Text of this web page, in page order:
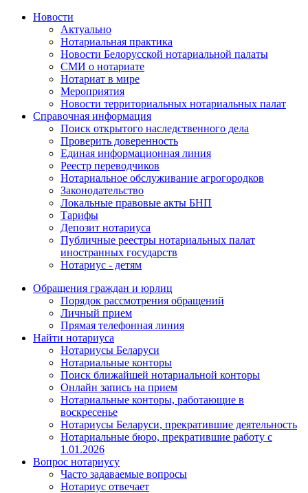
Новости
Актуально
Нотариальная практика
Новости Белорусской нотариальной палаты
СМИ о нотариате
Нотариат в мире
Мероприятия
Новости территориальных нотариальных палат
Справочная информация
Поиск открытого наследственного дела
Проверить доверенность
Единая информационная линия
Реестр переводчиков
Нотариальное обслуживание агрогородков
Законодательство
Локальные правовые акты БНП
Тарифы
Депозит нотариуса
Публичные реестры нотариальных палат
иностранных государств
Нотариус - детям
Обращения граждан и юрлиц
Порядок рассмотрения обращений
Личный прием
Прямая телефонная линия
Найти нотариуса
Нотариусы Беларуси
Нотариальные конторы
Поиск ближайшей нотариальной конторы
Онлайн запись на прием
Нотариальные конторы, работающие в
воскресенье
Нотариусы Беларуси, прекратившие деятельность
Нотариальные бюро, прекратившие работу с
1.01.2026
Вопрос нотариусу
Часто задаваемые вопросы
Нотариус отвечает